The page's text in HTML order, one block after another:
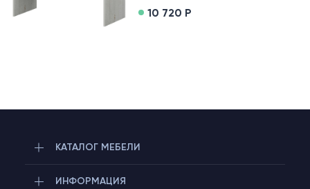
10 720 Р
КАТАЛОГ МЕБЕЛИ
ИНФОРМАЦИЯ